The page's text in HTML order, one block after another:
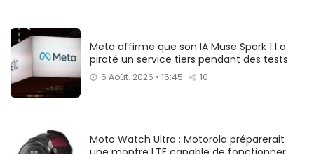
Meta affirme que son IA Muse Spark 1.1 a
piraté un service tiers pendant des tests
6 Août. 2026 • 16:45 10
Moto Watch Ultra : Motorola préparerait